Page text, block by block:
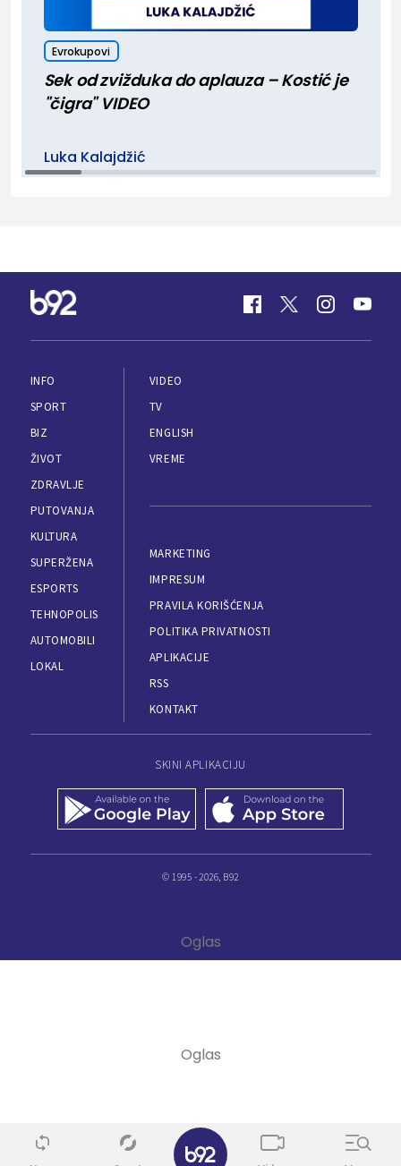
Evrokupovi
Sek od zvižduka do aplauza – Kostić je
"čigra" VIDEO
Luka Kalajdžić
INFO
SPORT
BIZ
ŽIVOT
ZDRAVLJE
PUTOVANJA
KULTURA
SUPERŽENA
ESPORTS
TEHNOPOLIS
AUTOMOBILI
LOKAL
VIDEO
TV
ENGLISH
VREME
MARKETING
IMPRESUM
PRAVILA KORIŠĆENJA
POLITIKA PRIVATNOSTI
APLIKACIJE
RSS
KONTAKT
SKINI APLIKACIJU
© 1995 - 2026, B92
✕